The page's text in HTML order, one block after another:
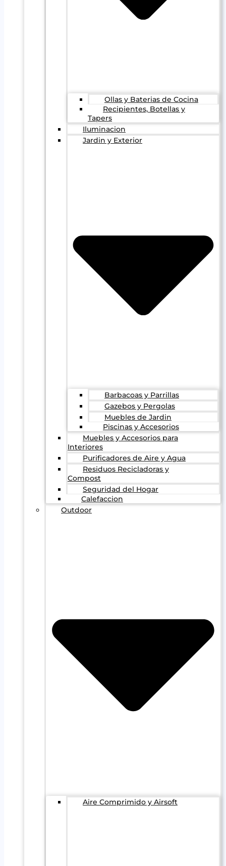
Ollas y Baterias de Cocina
Recipientes, Botellas y
Tapers
Iluminacion
Jardin y Exterior
Barbacoas y Parrillas
Gazebos y Pergolas
Muebles de Jardin
Piscinas y Accesorios
Muebles y Accesorios para
Interiores
Purificadores de Aire y Agua
Residuos Recicladoras y
Compost
Seguridad del Hogar
Calefaccion
Outdoor
Aire Comprimido y Airsoft